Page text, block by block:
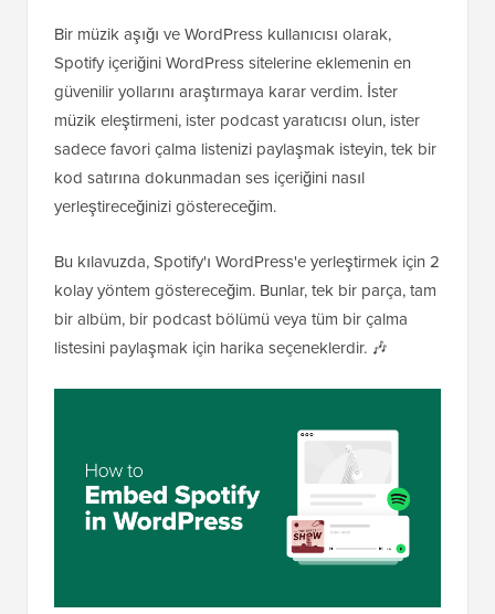
Bir müzik aşığı ve WordPress kullanıcısı olarak,
Spotify içeriğini WordPress sitelerine eklemenin en
güvenilir yollarını araştırmaya karar verdim. İster
müzik eleştirmeni, ister podcast yaratıcısı olun, ister
sadece favori çalma listenizi paylaşmak isteyin, tek bir
kod satırına dokunmadan ses içeriğini nasıl
yerleştireceğinizi göstereceğim.
Bu kılavuzda, Spotify'ı WordPress'e yerleştirmek için 2
kolay yöntem göstereceğim. Bunlar, tek bir parça, tam
bir albüm, bir podcast bölümü veya tüm bir çalma
listesini paylaşmak için harika seçeneklerdir. 🎶